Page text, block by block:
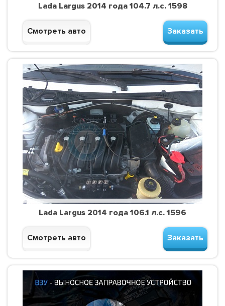
Lada Largus 2014 года 104.7 л.с. 1598
Смотреть авто Заказать
Lada Largus 2014 года 106.1 л.с. 1596
Смотреть авто Заказать